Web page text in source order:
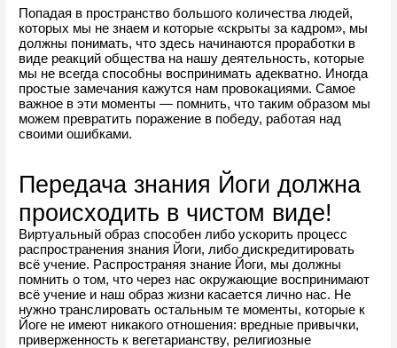
Попадая в пространство большого количества людей,
которых мы не знаем и которые «скрыты за кадром», мы
должны понимать, что здесь начинаются проработки в
виде реакций общества на нашу деятельность, которые
мы не всегда способны воспринимать адекватно. Иногда
простые замечания кажутся нам провокациями. Самое
важное в эти моменты — помнить, что таким образом мы
можем превратить поражение в победу, работая над
своими ошибками.
Передача знания Йоги должна
происходить в чистом виде!
Виртуальный образ способен либо ускорить процесс
распространения знания Йоги, либо дискредитировать
всё учение. Распространяя знание Йоги, мы должны
помнить о том, что через нас окружающие воспринимают
всё учение и наш образ жизни касается лично нас. Не
нужно транслировать остальным те моменты, которые к
Йоге не имеют никакого отношения: вредные привычки,
приверженность к вегетарианству, религиозные